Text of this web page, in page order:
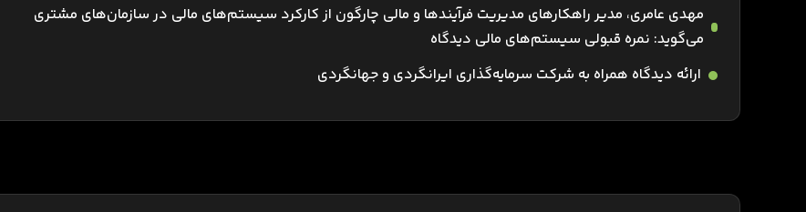
مهدی عامری، مدیر راهکارهای مدیریت فرآیندها و مالی چارگون از کارکرد سیستم‌های مالی در سازمان‌های مشتری
‌می‌گوید: نمره قبولی سیستم‌های مالی دیدگاه
ارائه دیدگاه همراه به شرکت سرمایه‌گذاری ایرانگردی و جهانگردی